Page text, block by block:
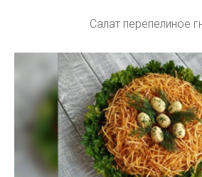
Салат перепелиное